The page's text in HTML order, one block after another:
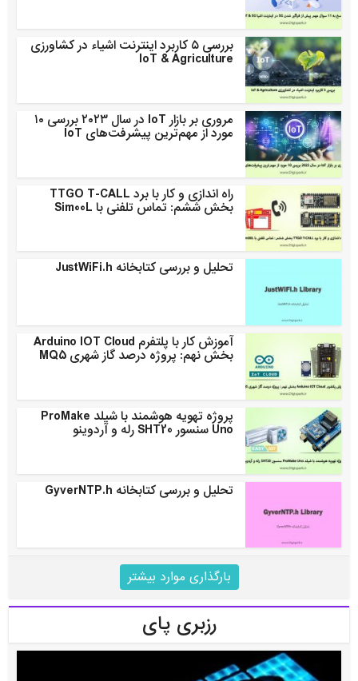
بررسی ۵ کاربرد اینترنت اشیاء در کشاورزی
IoT & Agriculture
مروری بر بازار IoT در سال ۲۰۲۳ بررسی ۱۰
مورد از مهم‌ترین پیشرفت‌های IoT
راه اندازی و کار با برد TTGO T-CALL
بخش ششم: تماس تلفنی با Sim00L
تحلیل و بررسی کتابخانه JustWiFi.h
آموزش کار با پلتفرم Arduino IOT Cloud
بخش نهم: پروژه درصد گاز شهری MQ5
پروژه تهویه هوشمند با شیلد ProMake
Uno سنسور SHT20 رله و آردوینو
تحلیل و بررسی کتابخانه GyverNTP.h
بارگذاری موارد بیشتر
رزبری پای